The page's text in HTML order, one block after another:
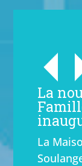
La
La